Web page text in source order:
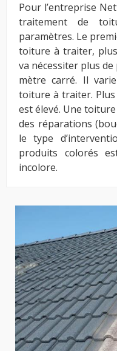
Pour l’entreprise
traitement de
paramètres. Le
toiture à traiter,
va nécessiter plus
mètre carré. Il
toiture à traiter. Plus
est élevé. Une
des réparations
le type
produits colorés
incolore.